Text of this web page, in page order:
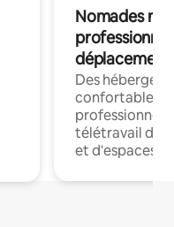
Nomades
déplacement
Des
confortables
professionnels
télétravail
et d'espaces